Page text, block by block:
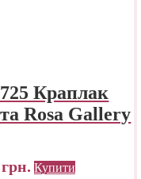
Краплак
Rosa Gallery
грн. Купити